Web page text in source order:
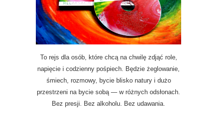
To rejs dla osób, które chcą na chwilę zdjąć role,
napięcie i codzienny pośpiech. Będzie żeglowanie,
śmiech, rozmowy, bycie blisko natury i dużo
przestrzeni na bycie sobą — w różnych odsłonach.
Bez presji. Bez alkoholu. Bez udawania.